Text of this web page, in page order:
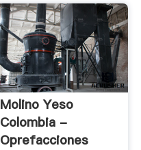
Molino Yeso
Colombia -
Oprefacciones